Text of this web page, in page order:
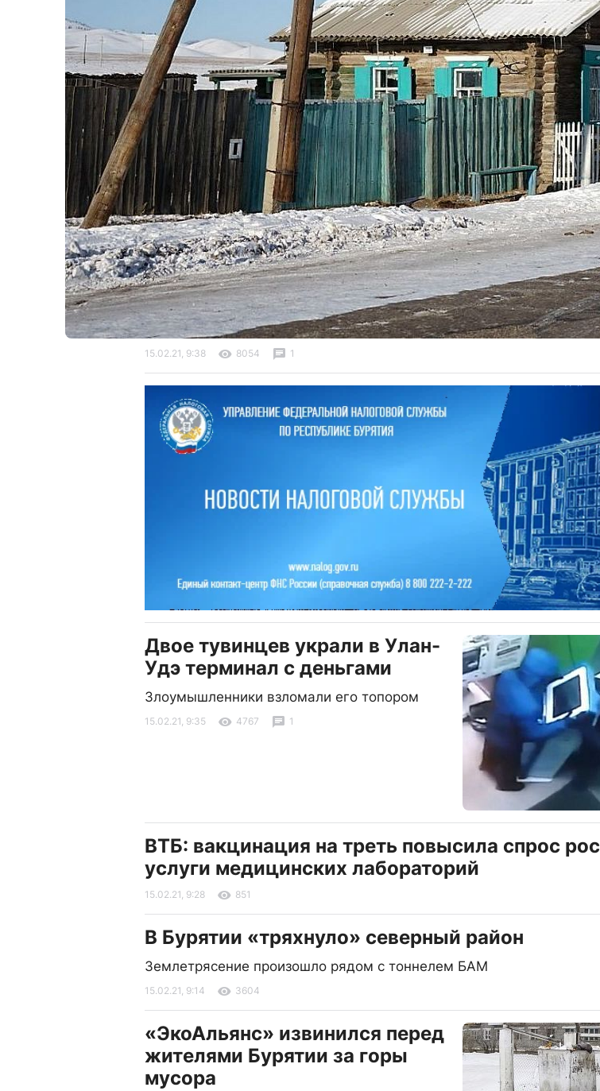
15.02.21, 9:38 8054 1
Двое тувинцев украли в Улан-
Удэ терминал с деньгами
Злоумышленники взломали его топором
15.02.21, 9:35 4767 1
ВТБ: вакцинация на треть повысила спрос
услуги медицинских лабораторий
15.02.21, 9:28 851
В Бурятии «тряхнуло» северный район
Землетрясение произошло рядом с тоннелем БАМ
15.02.21, 9:14 3604
«ЭкоАльянс» извинился перед
жителями Бурятии за горы
мусора